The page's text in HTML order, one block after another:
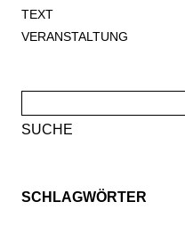
TEXT
VERANSTALTUNG
nach:
SCHLAGWÖRTER